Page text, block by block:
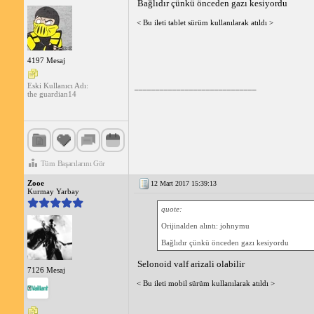
4197 Mesaj
Eski Kullanıcı Adı:
the guardian14
Tüm Başarılarını Gör
Bağlıdır çünkü önceden gazı kesiyordu
< Bu ileti tablet sürüm kullanılarak atıldı >
Zooe
Kurmay Yarbay
7126 Mesaj
12 Mart 2017 15:39:13
quote:
Orijinalden alıntı: johnymu
Bağlıdır çünkü önceden gazı kesiyordu
Selonoid valf arizali olabilir
< Bu ileti mobil sürüm kullanılarak atıldı >